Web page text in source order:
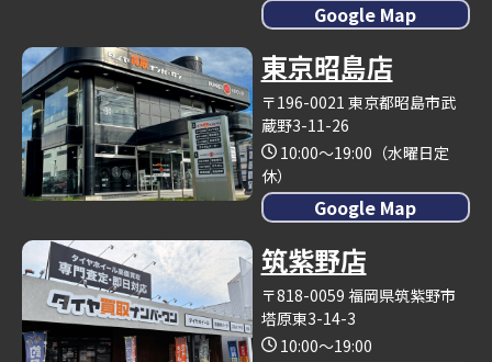
Google Map
東京昭島店
〒196-0021 東京都昭島市武
蔵野3-11-26
10:00～19:00（水曜日定
休）
Google Map
筑紫野店
〒818-0059 福岡県筑紫野市
塔原東3-14-3
10:00～19:00